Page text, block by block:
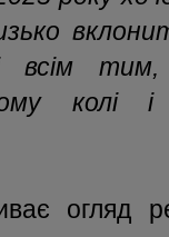
всім
колі
огляд